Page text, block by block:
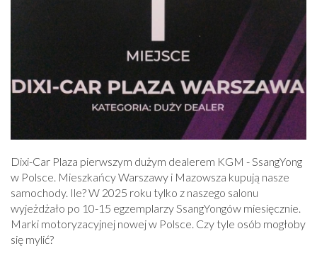
Dixi-Car Plaza pierwszym dużym dealerem KGM - SsangYong
w Polsce. Mieszkańcy Warszawy i Mazowsza kupują nasze
samochody. Ile? W 2025 roku tylko z naszego salonu
wyjeżdżało po 10-15 egzemplarzy SsangYongów miesięcznie.
Marki motoryzacyjnej nowej w Polsce. Czy tyle osób mogłoby
się mylić?